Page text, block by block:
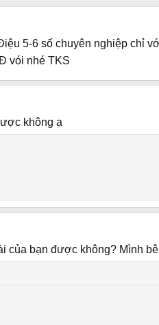
5-6 số chuyên nghiệp chỉ
vói nhé TKS
không ạ
của bạn được không? Mình